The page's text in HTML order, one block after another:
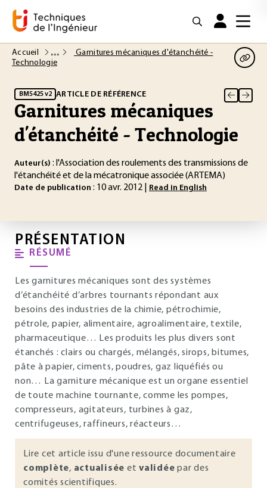
Accueil
Garnitures mécaniques d'étanchéité -
Technologie
BM5425 v2 ARTICLE DE RÉFÉRENCE
Garnitures mécaniques
d'étanchéité - Technologie
Auteur(s) : l'Association des roulements des transmissions de
l'étanchéité et de la mécatronique associée (ARTEMA)
Date de publication : 10 avr. 2012 | Read in English
PRÉSENTATION
RÉSUMÉ
Les garnitures mécaniques sont des systèmes
d’étanchéité d’arbres tournants répondant aux
besoins des industries de la chimie, pétrochimie,
pétrole, papier, alimentaire, agroalimentaire, textile,
pharmaceutique… Les produits les plus divers sont
étanchés : clairs ou chargés, mélangés, sirops, bitumes,
pâte à papier, ciments, poudres, gaz liquéfiés ou
non… La garniture mécanique est un organe essentiel
de toute machine tournante, comme les pompes,
compresseurs, agitateurs, turbines à gaz,
centrifugeuses, raffineurs, réacteurs…
Lire cet article issu d'une ressource documentaire
complète, actualisée et validée par des
comités scientifiques.